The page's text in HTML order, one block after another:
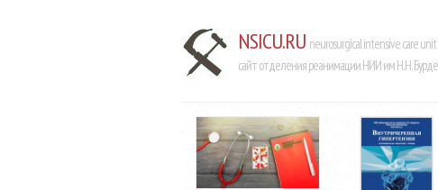
NSICU.RU neurosurgical intensive care unit
сайт отделения реанимации НИИ им Н.Н.